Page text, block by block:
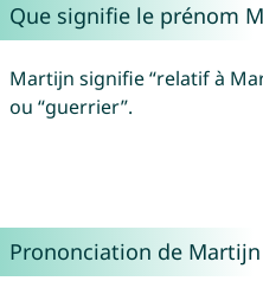
Que signifie le prénom
Martijn signifie “relatif à
ou “guerrier”.
Prononciation de Martijn